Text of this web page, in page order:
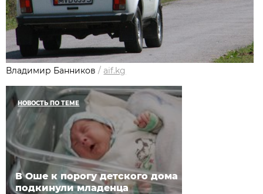
Владимир Банников / aif.kg
НОВОСТЬ ПО ТЕМЕ
В Оше к порогу детского дома
подкинули младенца